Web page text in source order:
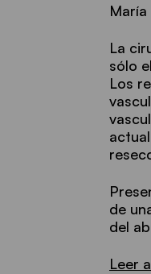
La
sólo
Los
de
del
Leer